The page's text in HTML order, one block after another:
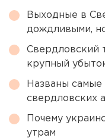
Выходные в
дождливыми,
Свердловский
крупный
Названы
свердловских
Почему
утрам